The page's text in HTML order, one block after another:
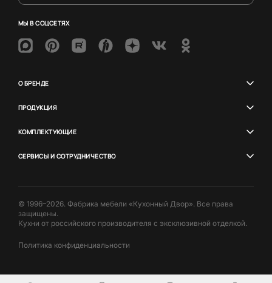
МЫ В СОЦСЕТЯХ
О БРЕНДЕ
ПРОДУКЦИЯ
КОМПЛЕКТУЮЩИЕ
СЕРВИСЫ И СОТРУДНИЧЕСТВО
© 1996–2026. Фабрика мебели «Кухонный Двор». Все права
защищены.
Кухни от российского производителя с эксклюзивной отделкой.
Политика конфиденциальности